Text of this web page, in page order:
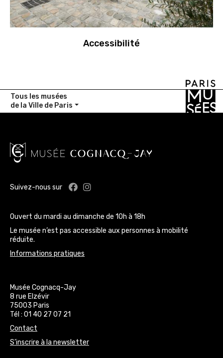
Accessibilité
Tous les musées
de la Ville de Paris
Suivez-nous sur Facebook : Musée Cognacq-Jay
Instagram : Musée Cognacq-
Ouvert du mardi au dimanche de 10h à 18h
Le musée n’est pas accessible aux personnes à mobilité
réduite.
Informations pratiques
Musée Cognacq-Jay
8 rue Elzévir
75003 Paris
Tél : 01 40 27 07 21
Contact
S’inscrire à la newsletter